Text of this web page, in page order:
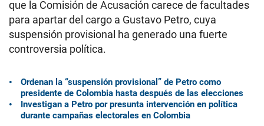
que la Comisión de Acusación carece de facultades
para apartar del cargo a Gustavo Petro, cuya
suspensión provisional ha generado una fuerte
controversia política.
Ordenan la “suspensión provisional” de Petro como
presidente de Colombia hasta después de las elecciones
Investigan a Petro por presunta intervención en política
durante campañas electorales en Colombia